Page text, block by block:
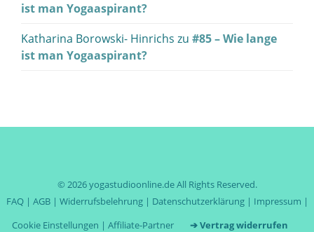
ist man Yogaaspirant?
Katharina Borowski- Hinrichs zu #85 – Wie lange
ist man Yogaaspirant?
© 2026yogastudioonline.deAll Rights Reserved.
FAQ| AGB| Widerrufsbelehrung| Datenschutzerklärung| Impressum |
Cookie Einstellungen | Affiliate-Partner ➔ Vertrag widerrufen